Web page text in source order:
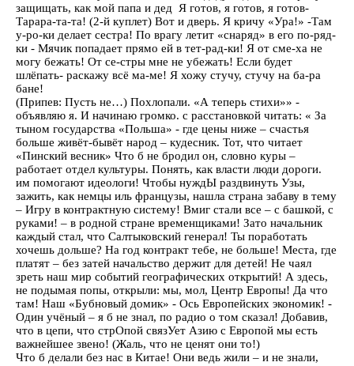
защищать, как мой папа и дед Я готов, я готов, я готов-
Тарара-та-та! (2-й куплет) Вот и дверь. Я кричу «Ура!» -Там
у-ро-ки делает сестра! По врагу летит «снаряд» в его по-ряд-
ки - Мячик попадает прямо ей в тет-рад-ки! Я от сме-ха не
могу бежать! От се-стры мне не убежать! Если будет
шлёпать- раскажу всё ма-ме! Я хожу стучу, стучу на ба-ра
бане!
(Припев: Пусть не…) Похлопали. «А теперь стихи»» -
объявляю я. И начинаю громко. с расстановкой читать: « За
тыном государства «Польша» - где цены ниже – счастья
больше живёт-бывёт народ – кудесник. Тот, что читает
«Пинский весник» Что б не бродил он, словно куры –
работает отдел культуры. Понять, как власти люди дороги.
им помогают идеологи! Чтобы нуждЫ раздвинуть Узы,
зажить, как немцы иль французы, нашла страна забаву в тему
– Игру в контрактную систему! Вмиг стали все – с башкой, с
руками! – в родной стране временщиками! Зато начальник
каждый стал, что Салтыковский генерал! Ты поработать
хочешь дольше? На год контракт тебе, не больше! Места, где
платят – без затей начальство держит для детей! Не чаял
зреть наш мир событий географических открытий! А здесь,
не подымая попы, открыли: мы, мол, Центр Европы! Да что
там! Наш «Бубновый домик» - Ось Европейских экономик! -
Один учёный – я б не знал, по радио о том сказал! Добавив,
что в цепи, что стрОпой связУет Азию с Европой мы есть
важнейшее звено! (Жаль, что не ценят они то!)
Что б делали без нас в Китае! Они ведь жили – и не знали,